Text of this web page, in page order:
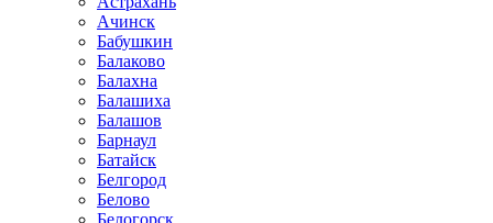
Ачинск
Бабушкин
Балаково
Балахна
Балашиха
Балашов
Барнаул
Батайск
Белгород
Белово
Белогорск